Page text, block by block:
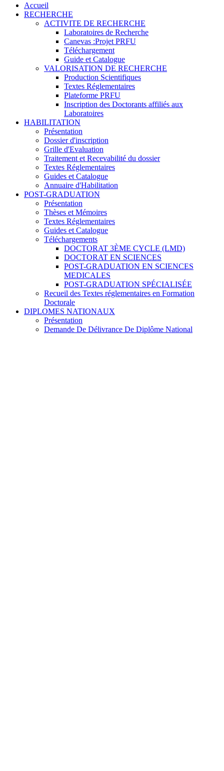
Accueil
RECHERCHE
ACTIVITE DE RECHERCHE
Laboratoires de Recherche
Canevas :Projet PRFU
Téléchargement
Guide et Catalogue
VALORISATION DE RECHERCHE
Production Scientifiques
Textes Réglementaires
Plateforme PRFU
Inscription des Doctorants affiliés aux
Laboratoires
HABILITATION
Présentation
Dossier d'inscription
Grille d'Evaluation
Traitement et Recevabilité du dossier
Textes Réglementaires
Guides et Catalogue
Annuaire d'Habilitation
POST-GRADUATION
Présentation
Thèses et Mémoires
Textes Réglementaires
Guides et Catalogue
Téléchargements
DOCTORAT 3ÈME CYCLE (LMD)
DOCTORAT EN SCIENCES
POST-GRADUATION EN SCIENCES
MEDICALES
POST-GRADUATION SPÉCIALISÉE
Recueil des Textes réglementaires en Formation
Doctorale
DIPLOMES NATIONAUX
Présentation
Demande De Délivrance De Diplôme National